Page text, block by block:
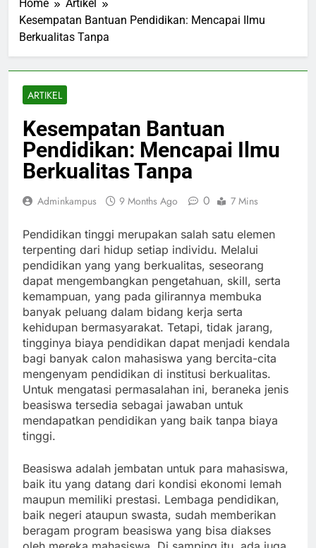
Home
Artikel
Kesempatan Bantuan Pendidikan: Mencapai Ilmu
Berkualitas Tanpa
ARTIKEL
Kesempatan Bantuan
Pendidikan: Mencapai Ilmu
Berkualitas Tanpa
Adminkampus 9 Months Ago 0 7 Mins
Pendidikan tinggi merupakan salah satu elemen
terpenting dari hidup setiap individu. Melalui
pendidikan yang yang berkualitas, seseorang
dapat mengembangkan pengetahuan, skill, serta
kemampuan, yang pada gilirannya membuka
banyak peluang dalam bidang kerja serta
kehidupan bermasyarakat. Tetapi, tidak jarang,
tingginya biaya pendidikan dapat menjadi kendala
bagi banyak calon mahasiswa yang bercita-cita
mengenyam pendidikan di institusi berkualitas.
Untuk mengatasi permasalahan ini, beraneka jenis
beasiswa tersedia sebagai jawaban untuk
mendapatkan pendidikan yang baik tanpa biaya
tinggi.
Beasiswa adalah jembatan untuk para mahasiswa,
baik itu yang datang dari kondisi ekonomi lemah
maupun memiliki prestasi. Lembaga pendidikan,
baik negeri ataupun swasta, sudah memberikan
beragam program beasiswa yang bisa diakses